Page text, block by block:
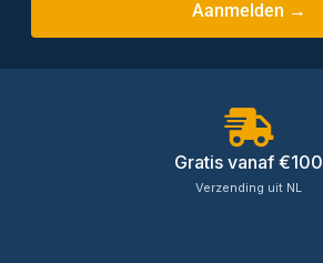
Aanmelden →
Gratis vanaf €100
Verzending uit NL